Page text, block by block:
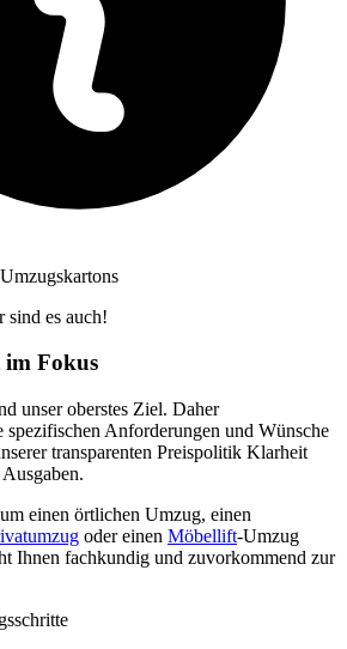
sind es auch!
Fokus
unser oberstes Ziel. Daher
Anforderungen und Wünsche
transparenten Preispolitik Klarheit
einen örtlichen Umzug, einen
oder einen Möbellift-Umzug
Ihnen fachkundig und zuvorkommend zur